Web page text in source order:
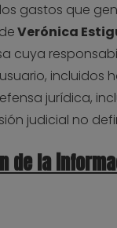
gastos que
Verónica
cuya
incluidos
jurídica,
judicial no
de la